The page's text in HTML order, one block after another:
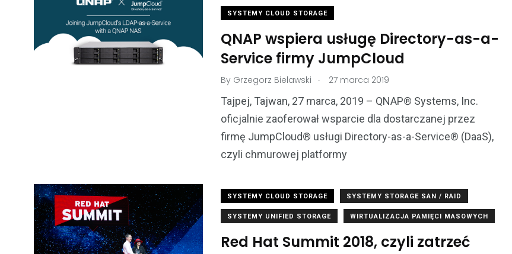
SYSTEMY CLOUD STORAGE
QNAP wspiera usługę Directory-as-a-
Service firmy JumpCloud
By Grzegorz Bielawski . 27 marca 2019
Tajpej, Tajwan, 27 marca, 2019 – QNAP® Systems, Inc.
oficjalnie zaoferował wsparcie dla dostarczanej przez
firmę JumpCloud® usługi Directory-as-a-Service® (DaaS),
czyli chmurowej platformy
SYSTEMY CLOUD STORAGE SYSTEMY STORAGE SAN / RAID
SYSTEMY UNIFIED STORAGE WIRTUALIZACJA PAMIĘCI MASOWYCH
Red Hat Summit 2018, czyli zatrzeć